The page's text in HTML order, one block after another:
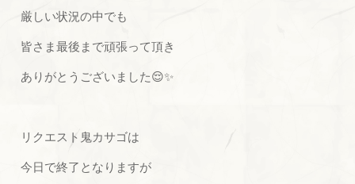
厳しい状況の中でも
皆さま最後まで頑張って頂き
ありがとうございました😌✨
リクエスト鬼カサゴは
今日で終了となりますが